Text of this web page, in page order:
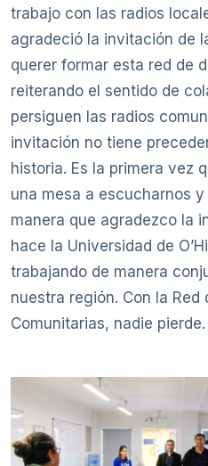
trabajo con las radios
agradeció la invitación de
querer formar esta red de
reiterando el sentido de
persiguen las radios
invitación no tiene
historia. Es la primera vez
una mesa a escucharnos
manera que agradezco la
hace la Universidad de
trabajando de manera
nuestra región. Con la Red
Comunitarias, nadie